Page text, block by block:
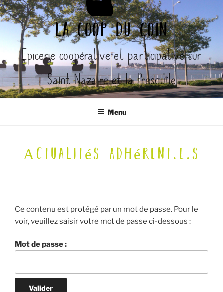
Aller
au
contenu
principal
la coop du coin
Epicerie coopérative et participative sur
Saint-Nazaire et la Presqu'île
Menu
Actualités adhérent.e.s
Ce contenu est protégé par un mot de passe. Pour le
voir, veuillez saisir votre mot de passe ci-dessous :
Mot de passe :